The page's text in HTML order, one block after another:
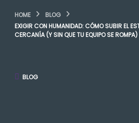
HOME
BLOG
EXIGIR CON HUMANIDAD: CÓMO SUBIR EL
CERCANÍA (Y SIN QUE TU EQUIPO SE ROMPA)
BLOG